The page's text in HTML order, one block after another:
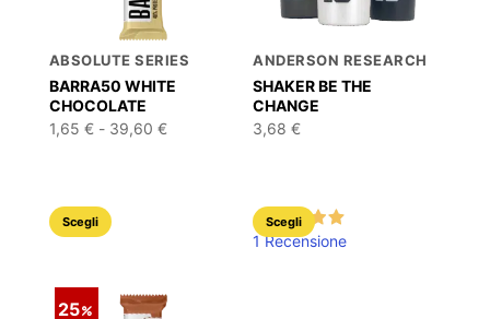
ABSOLUTE SERIES
BARRA50 WHITE
CHOCOLATE
1,65 € - 39,60 €Fascia
Scegli
Questo
più
ANDERSON RESEARCH
SHAKER BE THE
CHANGE
3,68€
1 Recensione
Scegli
Questo
prodotto
25